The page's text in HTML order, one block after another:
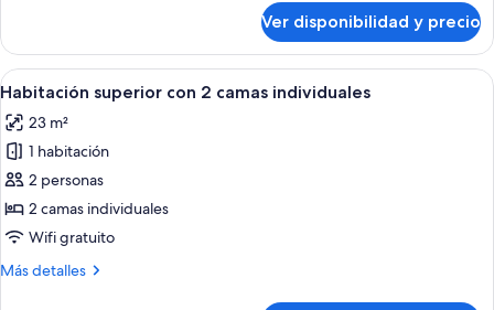
doble
superior
Ver disponibilidad y precio
Ver
todas
las
fotos
de
Habitación
superior
2
Habitación de hotel con dos camas,
7
Habitación superior con 2 camas individuales
23 m²
1 habitación
2 personas
2 camas individuales
Wifi gratuito
Más detalles
Más